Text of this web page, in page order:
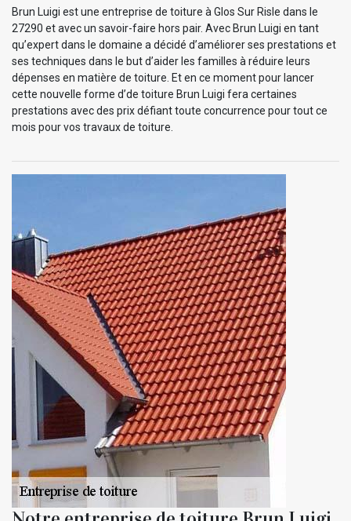
Brun Luigi est une entreprise de toiture à Glos Sur Risle dans le
27290 et avec un savoir-faire hors pair. Avec Brun Luigi en tant
qu’expert dans le domaine a décidé d’améliorer ses prestations et
ses techniques dans le but d’aider les familles à réduire leurs
dépenses en matière de toiture. Et en ce moment pour lancer
cette nouvelle forme d’de toiture Brun Luigi fera certaines
prestations avec des prix défiant toute concurrence pour tout ce
mois pour vos travaux de toiture.